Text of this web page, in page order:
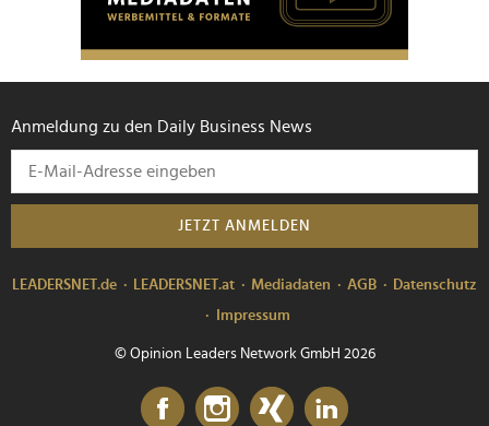
Anmeldung zu den Daily Business News
JETZT ANMELDEN
LEADERSNET.de LEADERSNET.at Mediadaten AGB
Datenschutz
Impressum
© Opinion Leaders Network GmbH 2026